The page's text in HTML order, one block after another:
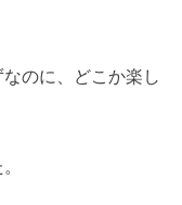
のに、どこか楽し